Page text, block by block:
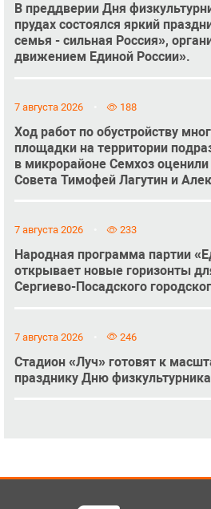
В преддверии Дня
прудах состоялся яркий
семья - сильная Россия»,
движением Единой России».
7 августа 2026 188
Ход работ по обустройству
площадки на территории
в микрорайоне Семхоз
Совета Тимофей Лагутин и
7 августа 2026 233
Народная программа партии
открывает новые горизонты
Сергиево-Посадского
7 августа 2026 246
Стадион «Луч» готовят к
празднику Дню